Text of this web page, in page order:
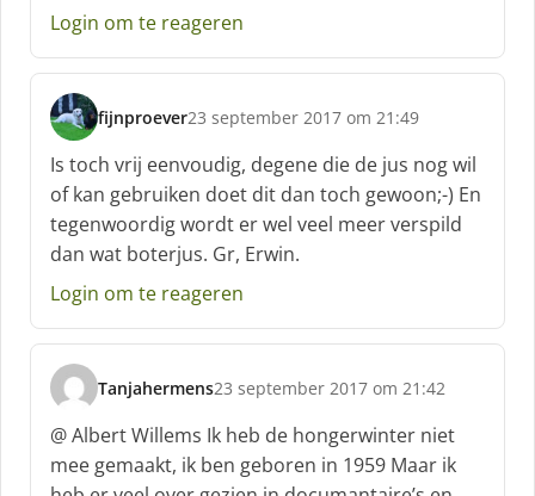
Login om te reageren
fijnproever
s
c
h
r
e
e
:
23 september 2017 om 21:49
Is toch vrij eenvoudig, degene die de jus nog wil
of kan gebruiken doet dit dan toch gewoon;-) En
tegenwoordig wordt er wel veel meer verspild
dan wat boterjus. Gr, Erwin.
Login om te reageren
Tanjahermens
s
c
h
r
23 september 2017 om 21:42
@ Albert Willems Ik heb de hongerwinter niet
mee gemaakt, ik ben geboren in 1959 Maar ik